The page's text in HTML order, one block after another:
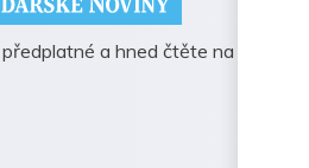
a hned čtěte na